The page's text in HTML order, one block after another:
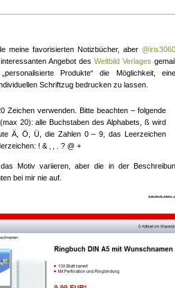
meine favorisierten Notizbücher, aber
Angebot des Weltbild Verlages
Produkte“ die Möglichkeit,
Schriftzug bedrucken zu lassen.
Zeichen verwenden. Bitte beachten – folgende
20): alle Buchstaben des Alphabets, ß wird
Ä, Ö, Ü, die Zahlen 0 – 9, das Leerzeichen
! & ‚ , . ? @ +
Motiv variieren, aber die in der
bei mir nie auf.